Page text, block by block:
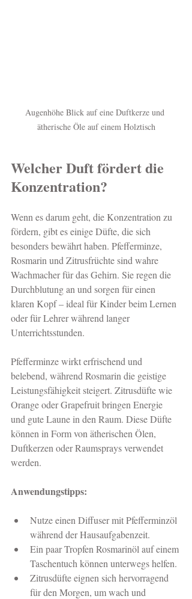
Augenhöhe Blick auf eine Duftkerze und
ätherische Öle auf einem Holztisch
Welcher Duft fördert die
Konzentration?
Wenn es darum geht, die Konzentration zu
fördern, gibt es einige Düfte, die sich
besonders bewährt haben. Pfefferminze,
Rosmarin und Zitrusfrüchte sind wahre
Wachmacher für das Gehirn. Sie regen die
Durchblutung an und sorgen für einen
klaren Kopf – ideal für Kinder beim Lernen
oder für Lehrer während langer
Unterrichtsstunden.
Pfefferminze wirkt erfrischend und
belebend, während Rosmarin die geistige
Leistungsfähigkeit steigert. Zitrusdüfte wie
Orange oder Grapefruit bringen Energie
und gute Laune in den Raum. Diese Düfte
können in Form von ätherischen Ölen,
Duftkerzen oder Raumsprays verwendet
werden.
Anwendungstipps:
Nutze einen Diffuser mit Pfefferminzöl
während der Hausaufgabenzeit.
Ein paar Tropfen Rosmarinöl auf einem
Taschentuch können unterwegs helfen.
Zitrusdüfte eignen sich hervorragend
für den Morgen, um wach und